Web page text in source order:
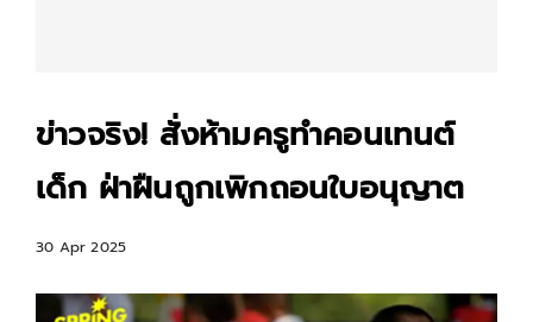
ข่าวจริง! สั่งห้ามครูทำคอนเทนต์
เด็ก ฝ่าฝืนถูกเพิกถอนใบอนุญาต
30 Apr 2025